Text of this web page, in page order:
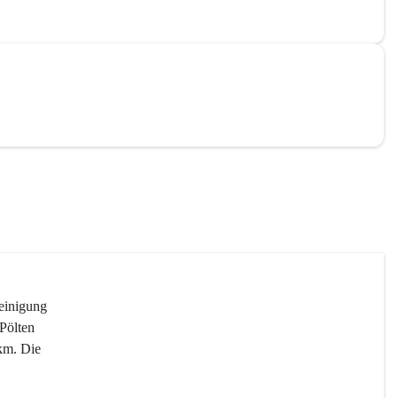
Die